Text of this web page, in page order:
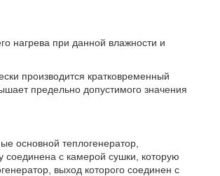
нагрева при данной влажности и
производится кратковременный
предельно допустимого значения
основной теплогенератор,
соединена с камерой сушки, которую
выход которого соединен с